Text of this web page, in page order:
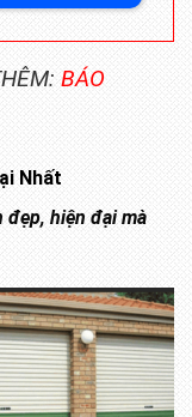
BÁO
Nhất
đẹp, hiện đại mà